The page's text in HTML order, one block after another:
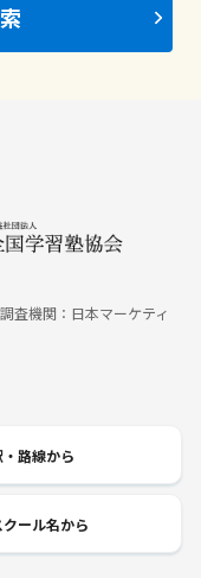
査機関：日本マーケティ
・路線から
クール名から